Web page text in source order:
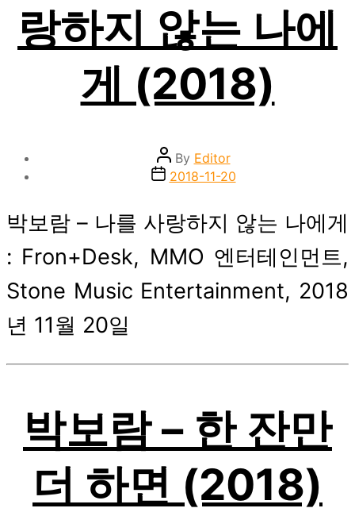
랑하지 않는 나에
게 (2018)
Post
author
By Editor
Post2018-11-20
박보람 – 나를 사랑하지 않는 나에게
: Fron+Desk, MMO 엔터테인먼트,
Stone Music Entertainment, 2018
년 11월 20일
박보람 – 한 잔만
더 하면 (2018)